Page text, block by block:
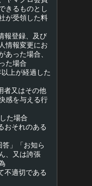
きるものとし
が受領した料
報登録、及び
情報変更にお
あった場合、
た場合
上が経過した
者又はその他
感を与える行
た場合
おそれのある
」「お知ら
、又は誇張
不適切である